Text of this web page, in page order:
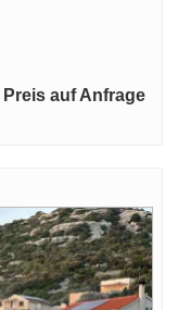
Preis auf Anfrage